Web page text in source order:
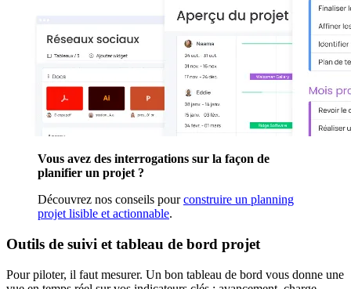
Vous avez des interrogations sur la façon de
planifier un projet ?
Découvrez nos conseils pourconstruire un planning
projet lisible et actionnable.
Outils de suivi et tableau de bord projet
Pour piloter, il faut mesurer. Un bon tableau de bord vous donne une